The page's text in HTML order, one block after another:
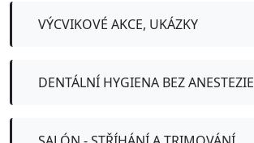
VÝCVIKOVÉ AKCE, UKÁZKY
DENTÁLNÍ HYGIENA BEZ ANESTEZIE